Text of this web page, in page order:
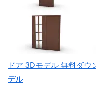
ドア 3Dモデル 無料ダウ
デル